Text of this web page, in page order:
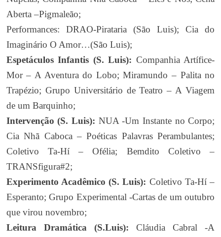
Aberta –Pigmaleão;
Performances: DRAO-Pirataria (São Luis); Cia do
Imaginário O Amor…(São Luis);
Espetáculos Infantis (S. Luis): Companhia Artífice-
Mor – A Aventura do Lobo; Miramundo – Palita no
Trapézio; Grupo Universitário de Teatro – A Viagem
de um Barquinho;
Intervenção (S. Luis): NUA -Um Instante no Corpo;
Cia Nhã Caboca – Poéticas Palavras Perambulantes;
Coletivo Ta-Hí – Ofélia; Bemdito Coletivo –
TRANSfigura#2;
Experimento Acadêmico (S. Luis): Coletivo Ta-Hí –
Esperanto; Grupo Experimental -Cartas de um outubro
que virou novembro;
Leitura Dramática (S.Luis): Cláudia Cabral -A